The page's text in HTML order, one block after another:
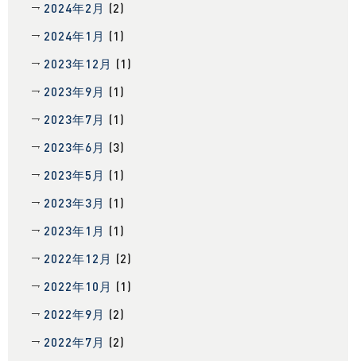
2024年2月 (2)
2024年1月 (1)
2023年12月 (1)
2023年9月 (1)
2023年7月 (1)
2023年6月 (3)
2023年5月 (1)
2023年3月 (1)
2023年1月 (1)
2022年12月 (2)
2022年10月 (1)
2022年9月 (2)
2022年7月 (2)